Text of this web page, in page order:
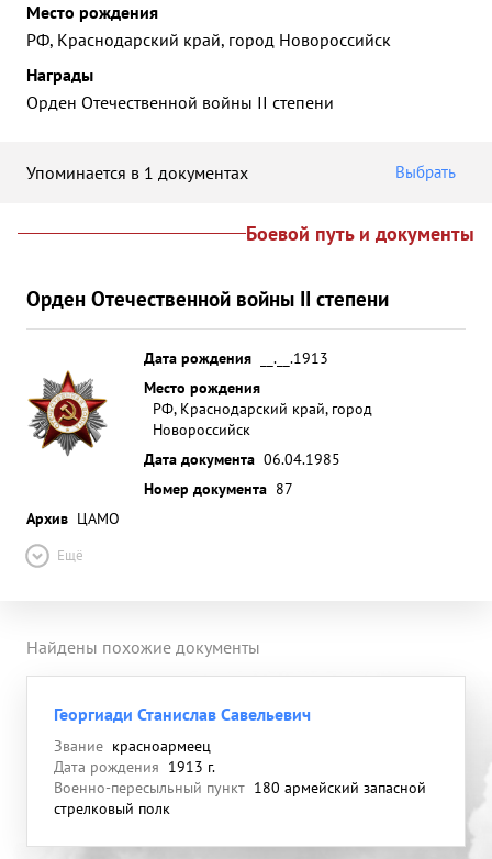
Место рождения
РФ, Краснодарский край, город Новороссийск
Награды
Орден Отечественной войны II степени
Упоминается в 1 документах Выбрать
Боевой путь и документы
Орден Отечественной войны II степени
Дата рождения
__.__.1913
Место рождения
РФ, Краснодарский край, город
Новороссийск
Дата документа 06.04.1985
Номер документа 87
Архив ЦАМО
Ещё
Найдены похожие документы
Георгиади Станислав Савельевич
Звание красноармеец
Дата рождения 1913 г.
Военно-пересыльный пункт 180 армейский запасной
стрелковый полк